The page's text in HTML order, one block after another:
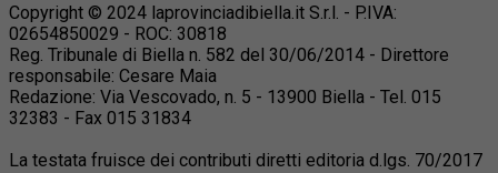
Copyright © 2024 laprovinciadibiella.it S.r.l. - P.IVA:
02654850029 - ROC: 30818
Reg. Tribunale di Biella n. 582 del 30/06/2014 - Direttore
responsabile: Cesare Maia
Redazione: Via Vescovado, n. 5 - 13900 Biella - Tel. 015
32383 - Fax 015 31834
La testata fruisce dei contributi diretti editoria d.lgs. 70/2017